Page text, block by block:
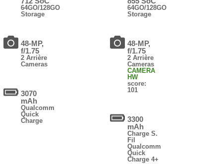
64GO/128GO
Storage
48-MP,
f/1.75
2 Arrière
Cameras
3070
mAh
Qualcomm
Quick
Charge
64GO/128GO
Storage
48-MP,
f/1.75
2 Arrière
Cameras
CAMERA
HW
score:
101
3300
mAh
Charge S.
Fil
Qualcomm
Quick
Charge 4+